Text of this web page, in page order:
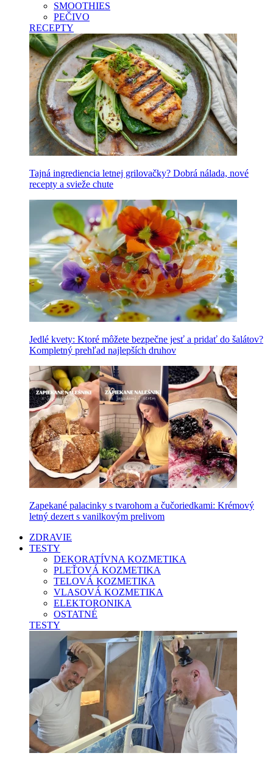
SMOOTHIES
PEČIVO
RECEPTY
Tajná ingrediencia letnej grilovačky? Dobrá nálada, nové
recepty a svieže chute
Jedlé kvety: Ktoré môžete bezpečne jesť a pridať do šalátov?
Kompletný prehľad najlepších druhov
Zapekané palacinky s tvarohom a čučoriedkami: Krémový
letný dezert s vanilkovým prelivom
ZDRAVIE
TESTY
DEKORATÍVNA KOZMETIKA
PLEŤOVÁ KOZMETIKA
TELOVÁ KOZMETIKA
VLASOVÁ KOZMETIKA
ELEKTORONIKA
OSTATNÉ
TESTY